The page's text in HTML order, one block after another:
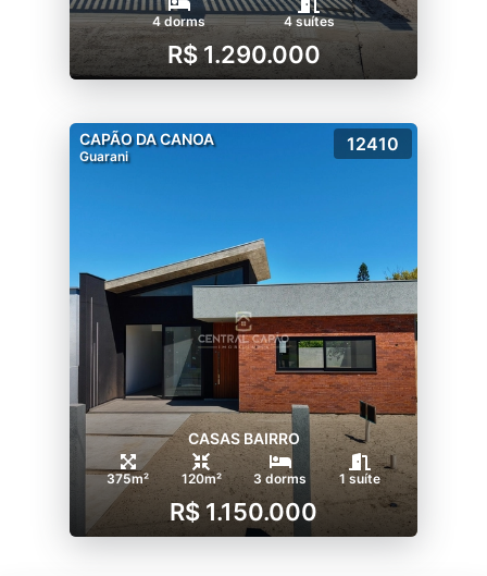
4 dorms 4 suítes
R$ 1.290.000
CAPÃO DA CANOA
Guarani
12410
CASAS BAIRRO
375m² 120m² 3 dorms 1 suíte
R$ 1.150.000